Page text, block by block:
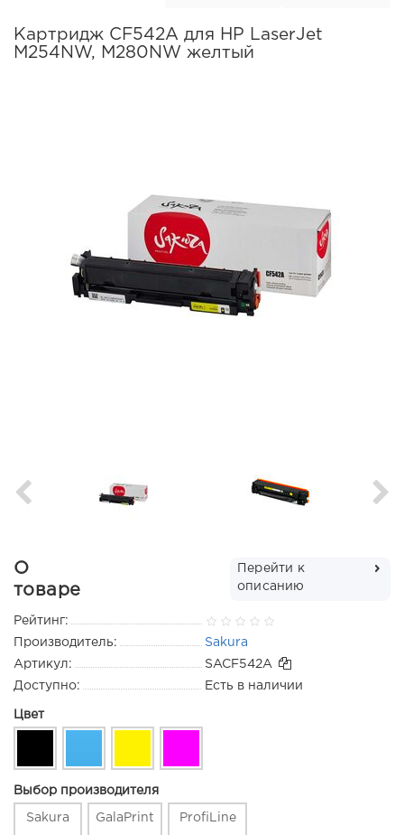
Картридж CF542A для HP LaserJet
M254NW, M280NW желтый
О
товаре
Перейти к
описанию
Рейтинг:
Производитель:
Sakura
Артикул:
SACF542A
Доступно:
Есть в наличии
Цвет
Выбор производителя
Sakura GalaPrint ProfiLine